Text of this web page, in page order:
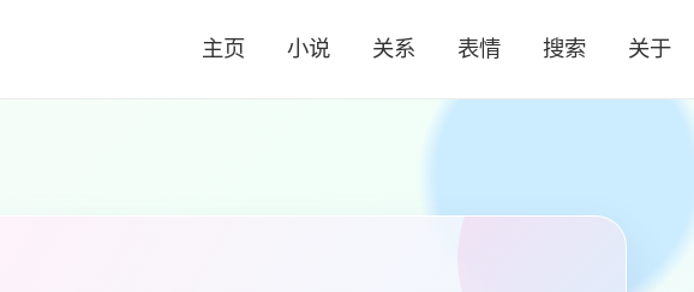
主页 小说 关系 表情 搜索 关于